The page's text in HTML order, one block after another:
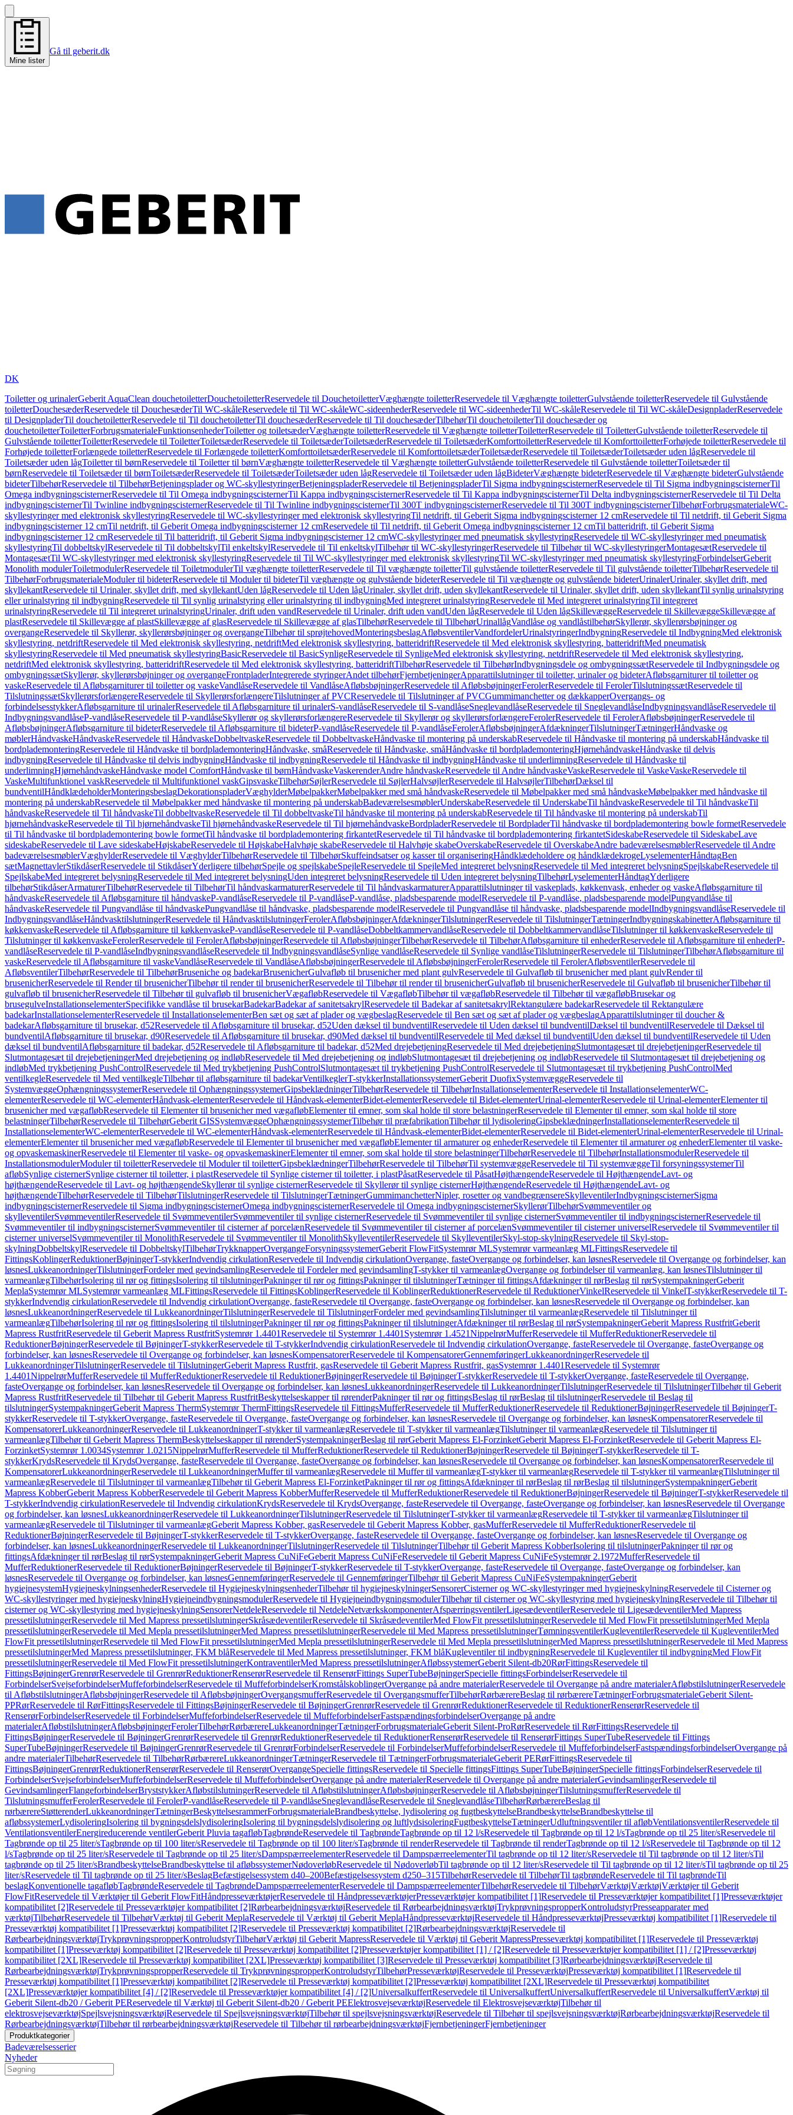
Mine lister
Gå til geberit.dk
DK
Toiletter og urinalerGeberit AquaClean douchetoiletterDouchetoiletterReservedele til DouchetoiletterVæghængte toiletterReservedele til Væghængte toiletterGulvstående toiletterReservedele til Gulvstående
toiletterDouchesæderReservedele til DouchesæderTil WC-skåleReservedele til Til WC-skåleWC-sideenhederReservedele til WC-sideenhederTil WC-skåleReservedele til Til WC-skåleDesignpladerReservedele
til DesignpladerTil douchetoiletterReservedele til Til douchetoiletterTil douchesæderReservedele til Til douchesæderTilbehørTil douchetoiletterTil douchesæder og
douchetoiletterToiletterForbrugsmaterialeFunktionsenhederToiletter og toiletsæderVæghængte toiletterReservedele til Væghængte toiletterToiletterReservedele til ToiletterGulvstående toiletterReservedele til
Gulvstående toiletterToiletterReservedele til ToiletterToiletsæderReservedele til ToiletsæderToiletsæderReservedele til ToiletsæderKomforttoiletterReservedele til KomforttoiletterForhøjede toiletterReservedele til
Forhøjede toiletterForlængede toiletterReservedele til Forlængede toiletterKomforttoiletsæderReservedele til KomforttoiletsæderToiletsæderReservedele til ToiletsæderToiletsæder uden lågReservedele til
Toiletsæder uden lågToiletter til børnReservedele til Toiletter til børnVæghængte toiletterReservedele til Væghængte toiletterGulvstående toiletterReservedele til Gulvstående toiletterToiletsæder til
børnReservedele til Toiletsæder til børnToiletsæderReservedele til ToiletsæderToiletsæder uden lågReservedele til Toiletsæder uden lågBideterVæghængte bideterReservedele til Væghængte bideterGulvstående
bideterTilbehørReservedele til TilbehørBetjeningsplader og WC-skyllestyringerBetjeningspladerReservedele til BetjeningspladerTil Sigma indbygningscisternerReservedele til Til Sigma indbygningscisternerTil
Omega indbygningscisternerReservedele til Til Omega indbygningscisternerTil Kappa indbygningscisternerReservedele til Til Kappa indbygningscisternerTil Delta indbygningscisternerReservedele til Til Delta
indbygningscisternerTil Twinline indbygningscisternerReservedele til Til Twinline indbygningscisternerTil 300T indbygningscisternerReservedele til Til 300T indbygningscisternerTilbehørForbrugsmaterialeWC-
skyllestyringer med elektronisk skyllestyringReservedele til WC-skyllestyringer med elektronisk skyllestyringTil netdrift, til Geberit Sigma indbygningscisterner 12 cmReservedele til Til netdrift, til Geberit Sigma
indbygningscisterner 12 cmTil netdrift, til Geberit Omega indbygningscisterner 12 cmReservedele til Til netdrift, til Geberit Omega indbygningscisterner 12 cmTil batteridrift, til Geberit Sigma
indbygningscisterner 12 cmReservedele til Til batteridrift, til Geberit Sigma indbygningscisterner 12 cmWC-skyllestyringer med pneumatisk skyllestyringReservedele til WC-skyllestyringer med pneumatisk
skyllestyringTil dobbeltskylReservedele til Til dobbeltskylTil enkeltskylReservedele til Til enkeltskylTilbehør til WC-skyllestyringerReservedele til Tilbehør til WC-skyllestyringerMontagesætReservedele til
MontagesætTil WC-skyllestyringer med elektronisk skyllestyringReservedele til Til WC-skyllestyringer med elektronisk skyllestyringTil WC-skyllestyringer med pneumatisk skyllestyringForbindelserGeberit
Monolith modulerToiletmodulerReservedele til ToiletmodulerTil væghængte toiletterReservedele til Til væghængte toiletterTil gulvstående toiletterReservedele til Til gulvstående toiletterTilbehørReservedele til
TilbehørForbrugsmaterialeModuler til bideterReservedele til Moduler til bideterTil væghængte og gulvstående bideterReservedele til Til væghængte og gulvstående bideterUrinalerUrinaler, skyllet drift, med
skyllekantReservedele til Urinaler, skyllet drift, med skyllekantUden lågReservedele til Uden lågUrinaler, skyllet drift, uden skyllekantReservedele til Urinaler, skyllet drift, uden skyllekantTil synlig urinalstyring
eller urinalstyring til indbygningReservedele til Til synlig urinalstyring eller urinalstyring til indbygningMed integreret urinalstyringReservedele til Med integreret urinalstyringTil integreret
urinalstyringReservedele til Til integreret urinalstyringUrinaler, drift uden vandReservedele til Urinaler, drift uden vandUden lågReservedele til Uden lågSkillevæggeReservedele til SkillevæggeSkillevægge af
plastReservedele til Skillevægge af plastSkillevægge af glasReservedele til Skillevægge af glasTilbehørReservedele til TilbehørUrinallågVandlåse og vandlåstilbehørSkyllerør, skyllerørsbøjninger og
overgangeReservedele til Skyllerør, skyllerørsbøjninger og overgangeTilbehør til sprøjtehovedMonteringsbeslagAfløbsventilerVandfordelerUrinalstyringerIndbygningReservedele til IndbygningMed elektronisk
skyllestyring, netdriftReservedele til Med elektronisk skyllestyring, netdriftMed elektronisk skyllestyring, batteridriftReservedele til Med elektronisk skyllestyring, batteridriftMed pneumatisk
skyllestyringReservedele til Med pneumatisk skyllestyringBasicReservedele til BasicSynligeReservedele til SynligeMed elektronisk skyllestyring, netdriftReservedele til Med elektronisk skyllestyring,
netdriftMed elektronisk skyllestyring, batteridriftReservedele til Med elektronisk skyllestyring, batteridriftTilbehørReservedele til TilbehørIndbygningsdele og ombygningssætReservedele til Indbygningsdele og
ombygningssætSkyllerør, skyllerørsbøjninger og overgangeFrontpladerIntegrerede styringerAndet tilbehørFjernbetjeningerApparattilslutninger til toiletter, urinaler og bideterAfløbsgarniturer til toiletter og
vaskeReservedele til Afløbsgarniturer til toiletter og vaskeVandlåseReservedele til VandlåseAfløbsbøjningerReservedele til AfløbsbøjningerFerolerReservedele til FerolerTilslutningssætReservedele til
TilslutningssætSkyllerørsforlængereReservedele til SkyllerørsforlængereTilslutninger af PVCReservedele til Tilslutninger af PVCGummimanchetter og dækkapperOvergangs- og
forbindelsesstykkerAfløbsgarniture til urinalerReservedele til Afløbsgarniture til urinalerS-vandlåseReservedele til S-vandlåseSneglevandlåseReservedele til SneglevandlåseIndbygningsvandlåseReservedele til
IndbygningsvandlåseP-vandlåseReservedele til P-vandlåseSkyllerør og skyllerørsforlængereReservedele til Skyllerør og skyllerørsforlængereFerolerReservedele til FerolerAfløbsbøjningerReservedele til
AfløbsbøjningerAfløbsgarniture til bideterReservedele til Afløbsgarniture til bideterP-vandlåseReservedele til P-vandlåseFerolerAfløbsbøjningerAfdækningerTilslutningerTætningerHåndvaske og
møblerHåndvaskeHåndvaskeReservedele til HåndvaskeDobbeltvaskeReservedele til DobbeltvaskeHåndvaske til montering på underskabReservedele til Håndvaske til montering på underskabHåndvaske til
bordplademonteringReservedele til Håndvaske til bordplademonteringHåndvaske, småReservedele til Håndvaske, småHåndvaske til bordplademonteringHjørnehåndvaskeHåndvaske til delvis
indbygningReservedele til Håndvaske til delvis indbygningHåndvaske til indbygningReservedele til Håndvaske til indbygningHåndvaske til underlimningReservedele til Håndvaske til
underlimningHjørnehåndvaskeHåndvaske model ComfortHåndvaske til børnHåndvaskeVaskerenderAndre håndvaskeReservedele til Andre håndvaskeVaskeReservedele til VaskeVaskeReservedele til
VaskeMultifunktionel vaskReservedele til Multifunktionel vaskGipsvaskeTilbehørSøjlerReservedele til SøjlerHalvsøjlerReservedele til HalvsøjlerTilbehørDæksel til
bundventilHåndklædeholderMonteringsbeslagDekorationspladerVæghylderMøbelpakkerMøbelpakker med små håndvaskeReservedele til Møbelpakker med små håndvaskeMøbelpakker med håndvaske til
montering på underskabReservedele til Møbelpakker med håndvaske til montering på underskabBadeværelsesmøblerUnderskabeReservedele til UnderskabeTil håndvaskeReservedele til Til håndvaskeTil
håndvaskeReservedele til Til håndvaskeTil dobbeltvaskeReservedele til Til dobbeltvaskeTil håndvaske til montering på underskabReservedele til Til håndvaske til montering på underskabTil
hjørnehåndvaskeReservedele til Til hjørnehåndvaskeTil hjørnehåndvaskeReservedele til Til hjørnehåndvaskeBordpladerReservedele til BordpladerTil håndvaske til bordplademontering bowle formetReservedele
til Til håndvaske til bordplademontering bowle formetTil håndvaske til bordplademontering firkantetReservedele til Til håndvaske til bordplademontering firkantetSideskabeReservedele til SideskabeLave
sideskabeReservedele til Lave sideskabeHøjskabeReservedele til HøjskabeHalvhøje skabeReservedele til Halvhøje skabeOverskabeReservedele til OverskabeAndre badeværelsesmøblerReservedele til Andre
badeværelsesmøblerVæghylderReservedele til VæghylderTilbehørReservedele til TilbehørSkuffeindsatser og kasser til organiseringHåndklædeholdere og håndklædekrogeLyselementerHåndtagBen
sætMagnettavlerStikdåserReservedele til StikdåserYderligere tilbehørSpejle og spejlskabeSpejleReservedele til SpejleMed integreret belysningReservedele til Med integreret belysningSpejlskabeReservedele til
SpejlskabeMed integreret belysningReservedele til Med integreret belysningUden integreret belysningReservedele til Uden integreret belysningTilbehørLyselementerHåndtagYderligere
tilbehørStikdåserArmaturerTilbehørReservedele til TilbehørTil håndvaskarmaturerReservedele til Til håndvaskarmaturerApparattilslutninger til vaskeplads, køkkenvask, enheder og vaskeAfløbsgarniture til
håndvaskeReservedele til Afløbsgarniture til håndvaskeP-vandlåseReservedele til P-vandlåseP-vandlåse, pladsbesparende modelReservedele til P-vandlåse, pladsbesparende modelPungvandlåse til
håndvaskeReservedele til Pungvandlåse til håndvaskePungvandlåse til håndvaske, pladsbesparende modelReservedele til Pungvandlåse til håndvaske, pladsbesparende modelIndbygningsvandlåseReservedele til
IndbygningsvandlåseHåndvasktilslutningerReservedele til HåndvasktilslutningerFerolerAfløbsbøjningerAfdækningerTilslutningerReservedele til TilslutningerTætningerIndbygningskabinetterAfløbsgarniture til
køkkenvaskeReservedele til Afløbsgarniture til køkkenvaskeP-vandlåseReservedele til P-vandlåseDobbeltkammervandlåseReservedele til DobbeltkammervandlåseTilslutninger til køkkenvaskeReservedele til
Tilslutninger til køkkenvaskeFerolerReservedele til FerolerAfløbsbøjningerReservedele til AfløbsbøjningerTilbehørReservedele til TilbehørAfløbsgarniture til enhederReservedele til Afløbsgarniture til enhederP-
vandlåseReservedele til P-vandlåseIndbygningsvandlåseReservedele til IndbygningsvandlåseSynlige vandlåseReservedele til Synlige vandlåseTilslutningerReservedele til TilslutningerTilbehørAfløbsgarniture til
vaskeReservedele til Afløbsgarniture til vaskeVandlåseReservedele til VandlåseAfløbsbøjningerReservedele til AfløbsbøjningerFerolerReservedele til FerolerAfløbsventilerReservedele til
AfløbsventilerTilbehørReservedele til TilbehørBruseniche og badekarBrusenicherGulvafløb til brusenicher med plant gulvReservedele til Gulvafløb til brusenicher med plant gulvRender til
brusenicherReservedele til Render til brusenicherTilbehør til render til brusenicherReservedele til Tilbehør til render til brusenicherGulvafløb til brusenicherReservedele til Gulvafløb til brusenicherTilbehør til
gulvafløb til brusenicherReservedele til Tilbehør til gulvafløb til brusenicherVægafløbReservedele til VægafløbTilbehør til vægafløbReservedele til Tilbehør til vægafløbBrusekar og
brusegulveInstallationselementerSpecifikke vandlåse til brusekarBadekarBadekar af sanitetsakrylReservedele til Badekar af sanitetsakrylRektangulære badekarReservedele til Rektangulære
badekarInstallationselementerReservedele til InstallationselementerBen sæt og sæt af plader og vægbeslagReservedele til Ben sæt og sæt af plader og vægbeslagApparattilslutninger til doucher &
badekarAfløbsgarniture til brusekar, d52Reservedele til Afløbsgarniture til brusekar, d52Uden dæksel til bundventilReservedele til Uden dæksel til bundventilDæksel til bundventilReservedele til Dæksel til
bundventilAfløbsgarniture til brusekar, d90Reservedele til Afløbsgarniture til brusekar, d90Med dæksel til bundventilReservedele til Med dæksel til bundventilUden dæksel til bundventilReservedele til Uden
dæksel til bundventilAfløbsgarniture til badekar, d52Reservedele til Afløbsgarniture til badekar, d52Med drejebetjeningReservedele til Med drejebetjeningSlutmontagesæt til drejebetjeningerReservedele til
Slutmontagesæt til drejebetjeningerMed drejebetjening og indløbReservedele til Med drejebetjening og indløbSlutmontagesæt til drejebetjening og indløbReservedele til Slutmontagesæt til drejebetjening og
indløbMed trykbetjening PushControlReservedele til Med trykbetjening PushControlSlutmontagesæt til trykbetjening PushControlReservedele til Slutmontagesæt til trykbetjening PushControlMed
ventilkegleReservedele til Med ventilkegleTilbehør til afløbsgarniture til badekarVentilkeglerT-stykkerInstallationssystemerGeberit DuofixSystemvæggeReservedele til
SystemvæggeOphængningssystemerReservedele til OphængningssystemerGipsbeklædningerTilbehørReservedele til TilbehørInstallationselementerReservedele til InstallationselementerWC-
elementerReservedele til WC-elementerHåndvask-elementerReservedele til Håndvask-elementerBidet-elementerReservedele til Bidet-elementerUrinal-elementerReservedele til Urinal-elementerElementer til
brusenicher med vægafløbReservedele til Elementer til brusenicher med vægafløbElementer til emner, som skal holde til store belastningerReservedele til Elementer til emner, som skal holde til store
belastningerTilbehørReservedele til TilbehørGeberit GISSystemvæggeOphængningssystemerTilbehør til præfabrikationTilbehør til lydisoleringGipsbeklædningerInstallationselementerReservedele til
InstallationselementerWC-elementerReservedele til WC-elementerHåndvask-elementerReservedele til Håndvask-elementerBidet-elementerReservedele til Bidet-elementerUrinal-elementerReservedele til Urinal-
elementerElementer til brusenicher med vægafløbReservedele til Elementer til brusenicher med vægafløbElementer til armaturer og enhederReservedele til Elementer til armaturer og enhederElementer til vaske-
og opvaskemaskinerReservedele til Elementer til vaske- og opvaskemaskinerElementer til emner, som skal holde til store belastningerTilbehørReservedele til TilbehørInstallationsmodulerReservedele til
InstallationsmodulerModuler til toiletterReservedele til Moduler til toiletterGipsbeklædningerTilbehørReservedele til TilbehørTil systemvæggeReservedele til Til systemvæggeTil forsyningssystemerTil
afløbSynlige cisternerSynlige cisterner til toiletter, i plastReservedele til Synlige cisterner til toiletter, i plastPåsatReservedele til PåsatHøjthængendeReservedele til HøjthængendeLavt- og
højthængendeReservedele til Lavt- og højthængendeSkyllerør til synlige cisternerReservedele til Skyllerør til synlige cisternerHøjthængendeReservedele til HøjthængendeLavt- og
højthængendeTilbehørReservedele til TilbehørTilslutningerReservedele til TilslutningerTætningerGummimanchetterNipler, rosetter og vandbegrænsereSkylleventilerIndbygningscisternerSigma
indbygningscisternerReservedele til Sigma indbygningscisternerOmega indbygningscisternerReservedele til Omega indbygningscisternerSkyllerørTilbehørSvømmeventiler og
skylleventilerSvømmeventilerReservedele til SvømmeventilerSvømmeventiler til synlige cisternerReservedele til Svømmeventiler til synlige cisternerSvømmeventiler til indbygningscisternerReservedele til
Svømmeventiler til indbygningscisternerSvømmeventiler til cisterner af porcelænReservedele til Svømmeventiler til cisterner af porcelænSvømmeventiler til cisterner universelReservedele til Svømmeventiler til
cisterner universelSvømmeventiler til MonolithReservedele til Svømmeventiler til MonolithSkylleventilerReservedele til SkylleventilerSkyl-stop-skylningReservedele til Skyl-stop-
skylningDobbeltskylReservedele til DobbeltskylTilbehørTrykknapperOvergangeForsyningssystemerGeberit FlowFitSystemrør MLSystemrør varmeanlæg MLFittingsReservedele til
FittingsKoblingerReduktionerBøjningerT-stykkerIndvendig cirkulationReservedele til Indvendig cirkulationOvergange, fasteOvergange og forbindelser, kan løsnesReservedele til Overgange og forbindelser, kan
løsnesLukkeanordningerTilslutningerFordeler med gevindsamlingReservedele til Fordeler med gevindsamlingT-stykker til varmeanlægOvergange og forbindelser til varmeanlæg, kan løsnesTilslutninger til
varmeanlægTilbehørIsolering til rør og fittingsIsolering til tilslutningerPakninger til rør og fittingsPakninger til tilslutningerTætninger til fittingsAfdækninger til rørBeslag til rørSystempakningerGeberit
MeplaSystemrør MLSystemrør varmeanlæg MLFittingsReservedele til FittingsKoblingerReservedele til KoblingerReduktionerReservedele til ReduktionerVinkelReservedele til VinkelT-stykkerReservedele til T-
stykkerIndvendig cirkulationReservedele til Indvendig cirkulationOvergange, fasteReservedele til Overgange, fasteOvergange og forbindelser, kan løsnesReservedele til Overgange og forbindelser, kan
løsnesLukkeanordningerReservedele til LukkeanordningerTilslutningerReservedele til TilslutningerFordeler med gevindsamlingTilslutninger til varmeanlægReservedele til Tilslutninger til
varmeanlægTilbehørIsolering til rør og fittingsIsolering til tilslutningerPakninger til rør og fittingsPakninger til tilslutningerAfdækninger til rørBeslag til rørSystempakningerGeberit Mapress RustfritGeberit
Mapress RustfritReservedele til Geberit Mapress RustfritSystemrør 1.4401Reservedele til Systemrør 1.4401 Systemrør 1.4521NippelrørMufferReservedele til MufferReduktionerReservedele til
ReduktionerBøjningerReservedele til BøjningerT-stykkerReservedele til T-stykkerIndvendig cirkulationReservedele til Indvendig cirkulationOvergange, fasteReservedele til Overgange, fasteOvergange og
forbindelser, kan løsnesReservedele til Overgange og forbindelser, kan løsnesKompensatorerReservedele til KompensatorerGennemføringerLukkeanordningerReservedele til
LukkeanordningerTilslutningerReservedele til TilslutningerGeberit Mapress Rustfrit, gasReservedele til Geberit Mapress Rustfrit, gasSystemrør 1.4401Reservedele til Systemrør
1.4401NippelrørMufferReservedele til MufferReduktionerReservedele til ReduktionerBøjningerReservedele til BøjningerT-stykkerReservedele til T-stykkerOvergange, fasteReservedele til Overgange,
fasteOvergange og forbindelser, kan løsnesReservedele til Overgange og forbindelser, kan løsnesLukkeanordningerReservedele til LukkeanordningerTilslutningerReservedele til TilslutningerTilbehør til Geberit
Mapress RustfritReservedele til Tilbehør til Geberit Mapress RustfritBeskyttelseskapper til rørenderPakninger til rør og fittingsBeslag til rørBeslag til tilslutningerReservedele til Beslag til
tilslutningerSystempakningerGeberit Mapress ThermSystemrør ThermFittingsReservedele til FittingsMufferReservedele til MufferReduktionerReservedele til ReduktionerBøjningerReservedele til BøjningerT-
stykkerReservedele til T-stykkerOvergange, fasteReservedele til Overgange, fasteOvergange og forbindelser, kan løsnesReservedele til Overgange og forbindelser, kan løsnesKompensatorerReservedele til
KompensatorerLukkeanordningerReservedele til LukkeanordningerT-stykker til varmeanlægReservedele til T-stykker til varmeanlægTilslutninger til varmeanlægReservedele til Tilslutninger til
varmeanlægTilbehør til Geberit Mapress ThermBeskyttelseskapper til rørenderSystempakningerBeslag til rørGeberit Mapress El-ForzinketGeberit Mapress El-ForzinketReservedele til Geberit Mapress El-
ForzinketSystemrør 1.0034Systemrør 1.0215NippelrørMufferReservedele til MufferReduktionerReservedele til ReduktionerBøjningerReservedele til BøjningerT-stykkerReservedele til T-
stykkerKrydsReservedele til KrydsOvergange, fasteReservedele til Overgange, fasteOvergange og forbindelser, kan løsnesReservedele til Overgange og forbindelser, kan løsnesKompensatorerReservedele til
KompensatorerLukkeanordningerReservedele til LukkeanordningerMuffer til varmeanlægReservedele til Muffer til varmeanlægT-stykker til varmeanlægReservedele til T-stykker til varmeanlægTilslutninger til
varmeanlægReservedele til Tilslutninger til varmeanlægTilbehør til Geberit Mapress El-ForzinketPakninger til rør og fittingsAfdækninger til rørBeslag til rørBeslag til tilslutningerSystempakningerGeberit
Mapress KobberGeberit Mapress KobberReservedele til Geberit Mapress KobberMufferReservedele til MufferReduktionerReservedele til ReduktionerBøjningerReservedele til BøjningerT-stykkerReservedele til
T-stykkerIndvendig cirkulationReservedele til Indvendig cirkulationKrydsReservedele til KrydsOvergange, fasteReservedele til Overgange, fasteOvergange og forbindelser, kan løsnesReservedele til Overgange
og forbindelser, kan løsnesLukkeanordningerReservedele til LukkeanordningerTilslutningerReservedele til TilslutningerT-stykker til varmeanlægReservedele til T-stykker til varmeanlægTilslutninger til
varmeanlægReservedele til Tilslutninger til varmeanlægGeberit Mapress Kobber, gasReservedele til Geberit Mapress Kobber, gasMufferReservedele til MufferReduktionerReservedele til
ReduktionerBøjningerReservedele til BøjningerT-stykkerReservedele til T-stykkerOvergange, fasteReservedele til Overgange, fasteOvergange og forbindelser, kan løsnesReservedele til Overgange og
forbindelser, kan løsnesLukkeanordningerReservedele til LukkeanordningerTilslutningerReservedele til TilslutningerTilbehør til Geberit Mapress KobberIsolering til tilslutningerPakninger til rør og
fittingsAfdækninger til rørBeslag til rørSystempakningerGeberit Mapress CuNiFeGeberit Mapress CuNiFeReservedele til Geberit Mapress CuNiFeSystemrør 2.1972MufferReservedele til
MufferReduktionerReservedele til ReduktionerBøjningerReservedele til BøjningerT-stykkerReservedele til T-stykkerOvergange, fasteReservedele til Overgange, fasteOvergange og forbindelser, kan
løsnesReservedele til Overgange og forbindelser, kan løsnesGennemføringerReservedele til GennemføringerTilbehør til Geberit Mapress CuNiFeSystempakningerGeberit
hygiejnesystemHygiejneskylningsenhederReservedele til HygiejneskylningsenhederTilbehør til hygiejneskylningerSensorerCisterner og WC-skyllestyringer med hygiejneskylningReservedele til Cisterner og
WC-skyllestyringer med hygiejneskylningHygiejneindbygningsmodulerReservedele til HygiejneindbygningsmodulerTilbehør til cisterner og WC-skyllestyring med hygiejneskylningReservedele til Tilbehør til
cisterner og WC-skyllestyring med hygiejneskylningSensorerNetdeleReservedele til NetdeleNetværkskomponenterAfspærringsventilerLigesædeventilerReservedele til LigesædeventilerMed Mapress
pressetilslutningerReservedele til Med Mapress pressetilslutningerSkråsædeventilerReservedele til SkråsædeventilerMed FlowFit pressetilslutningerReservedele til Med FlowFit pressetilslutningerMed Mepla
pressetilslutningerReservedele til Med Mepla pressetilslutningerMed Mapress pressetilslutningerReservedele til Med Mapress pressetilslutningerTømningsventilerKugleventilerReservedele til KugleventilerMed
FlowFit pressetilslutningerReservedele til Med FlowFit pressetilslutningerMed Mepla pressetilslutningerReservedele til Med Mepla pressetilslutningerMed Mapress pressetilslutningerReservedele til Med Mapress
pressetilslutningerMed Mapress pressetilslutninger, FKM blåReservedele til Med Mapress pressetilslutninger, FKM blåKugleventiler til indbygningReservedele til Kugleventiler til indbygningMed FlowFit
pressetilslutningerReservedele til Med FlowFit pressetilslutningerKontraventilerMed Mapress pressetilslutningerAfløbssystemerGeberit Silent-db20RørFittingsReservedele til
FittingsBøjningerGrenrørReservedele til GrenrørReduktionerRenserørReservedele til RenserørFittings SuperTubeBøjningerSpecielle fittingsForbindelserReservedele til
ForbindelserSvejseforbindelserMuffeforbindelserReservedele til MuffeforbindelserKromstålskoblingerOvergange på andre materialerReservedele til Overgange på andre materialerAfløbstilslutningerReservedele
til AfløbstilslutningerAfløbsbøjningerReservedele til AfløbsbøjningerOvergangsmufferReservedele til OvergangsmufferTilbehørRørbærereBeslag til rørbærereTætningerForbrugsmaterialeGeberit Silent-
PPRørReservedele til RørFittingsReservedele til FittingsBøjningerReservedele til BøjningerGrenrørReservedele til GrenrørReduktionerReservedele til ReduktionerRenserørReservedele til
RenserørForbindelserReservedele til ForbindelserMuffeforbindelserReservedele til MuffeforbindelserFastspændingsforbindelserOvergange på andre
materialerAfløbstilslutningerAfløbsbøjningerFerolerTilbehørRørbærereLukkeanordningerTætningerForbrugsmaterialeGeberit Silent-ProRørReservedele til RørFittingsReservedele til
FittingsBøjningerReservedele til BøjningerGrenrørReservedele til GrenrørReduktionerReservedele til ReduktionerRenserørReservedele til RenserørFittings SuperTubeReservedele til Fittings
SuperTubeBøjningerReservedele til BøjningerGrenrørReservedele til GrenrørForbindelserReservedele til ForbindelserMuffeforbindelserReservedele til MuffeforbindelserFastspændingsforbindelserOvergange på
andre materialerTilbehørReservedele til TilbehørRørbærereLukkeanordningerTætningerReservedele til TætningerForbrugsmaterialeGeberit PERørFittingsReservedele til
FittingsBøjningerGrenrørReduktionerRenserørReservedele til RenserørOvergangeSpecielle fittingsReservedele til Specielle fittingsFittings SuperTubeBøjningerSpecielle fittingsForbindelserReservedele til
ForbindelserSvejseforbindelserMuffeforbindelserReservedele til MuffeforbindelserOvergange på andre materialerReservedele til Overgange på andre materialerGevindsamlingerReservedele til
GevindsamlingerFlangeforbindelserBryststykkerAfløbstilslutningerReservedele til AfløbstilslutningerAfløbsbøjningerReservedele til AfløbsbøjningerTilslutningsmufferReservedele til
TilslutningsmufferFerolerReservedele til FerolerP-vandlåseReservedele til P-vandlåseSneglevandlåseReservedele til SneglevandlåseTilbehørRørbærereBeslag til
rørbærereStøtterenderLukkeanordningerTætningerBeskyttelsesrammerForbrugsmaterialeBrandbeskyttelse, lydisolering og fugtbeskyttelseBrandbeskyttelseBrandbeskyttelse til
afløbssystemerLydisoleringIsolering til bygningsdelslydisoleringIsolering til bygningsdelslydisolering og luftlydsisoleringFugtbeskyttelseTætningerUdluftningsventiler til afløbVentilationsventilerReservedele til
VentilationsventilerEnergireducerende ventilerGeberit Pluvia tagafløbTagbrøndeReservedele til TagbrøndeTagbrønde op til 12 l/sReservedele til Tagbrønde op til 12 l/sTagbrønde op til 25 liter/sReservedele til
Tagbrønde op til 25 liter/sTagbrønde op til 100 liter/sReservedele til Tagbrønde op til 100 liter/sTagbrønde til renderReservedele til Tagbrønde til renderTagbrønde op til 12 l/sReservedele til Tagbrønde op til 12
l/sTagbrønde op til 25 liter/sReservedele til Tagbrønde op til 25 liter/sDampspærreelementerReservedele til DampspærreelementerTil tagbrønde op til 12 liter/sReservedele til Til tagbrønde op til 12 liter/sTil
tagbrønde op til 25 liter/sBrandbeskyttelseBrandbeskyttelse til afløbssystemerNødoverløbReservedele til NødoverløbTil tagbrønde op til 12 liter/sReservedele til Til tagbrønde op til 12 liter/sTil tagbrønde op til 25
liter/sReservedele til Til tagbrønde op til 25 liter/sBeslagBefæstigelsessystem d40–200Befæstigelsessystem d250–315TilbehørReservedele til TilbehørTil tagbrøndeReservedele til Til tagbrøndeTil
beslagKonventionelle tagafløbTagbrøndeReservedele til TagbrøndeDampspærreelementerReservedele til DampspærreelementerTilbehørReservedele til TilbehørVærktøjVærktøjVærktøjer til Geberit
FlowFitReservedele til Værktøjer til Geberit FlowFitHåndpresseværktøjerReservedele til HåndpresseværktøjerPresseværktøjer kompatibilitet [1]Reservedele til Presseværktøjer kompatibilitet [1]Presseværktøjer
kompatibilitet [2]Reservedele til Presseværktøjer kompatibilitet [2]RørbearbejdningsværktøjReservedele til RørbearbejdningsværktøjTrykprøvningspropperKontroludstyrPresseapparater med
værktøjTilbehørReservedele til TilbehørVærktøj til Geberit MeplaReservedele til Værktøj til Geberit MeplaHåndpresseværktøjReservedele til HåndpresseværktøjPresseværktøj kompatibilitet [1]Reservedele til
Presseværktøj kompatibilitet [1]Presseværktøj kompatibilitet [2]Reservedele til Presseværktøj kompatibilitet [2]RørbearbejdningsværktøjReservedele til
RørbearbejdningsværktøjTrykprøvningspropperKontroludstyrTilbehørVærktøj til Geberit MapressReservedele til Værktøj til Geberit MapressPresseværktøj kompatibilitet [1]Reservedele til Presseværktøj
kompatibilitet [1]Presseværktøj kompatibilitet [2]Reservedele til Presseværktøj kompatibilitet [2]Presseværktøjer kompatibilitet [1] / [2]Reservedele til Presseværktøjer kompatibilitet [1] / [2]Presseværktøj
kompatibilitet [2XL]Reservedele til Presseværktøj kompatibilitet [2XL]Presseværktøj kompatibilitet [3]Reservedele til Presseværktøj kompatibilitet [3]RørbearbejdningsværktøjReservedele til
RørbearbejdningsværktøjTrykprøvningspropperReservedele til TrykprøvningspropperKontroludstyrTilbehørPresseværktøjReservedele til PresseværktøjPresseværktøj kompatibilitet [1]Reservedele til
Presseværktøj kompatibilitet [1]Presseværktøj kompatibilitet [2]Reservedele til Presseværktøj kompatibilitet [2]Presseværktøj kompatibilitet [2XL]Reservedele til Presseværktøj kompatibilitet
[2XL]Presseværktøjer kompatibilitet [4] / [2]Reservedele til Presseværktøjer kompatibilitet [4] / [2]UniversalkuffertReservedele til UniversalkuffertUniversalkuffertReservedele til UniversalkuffertVærktøj til
Geberit Silent-db20 / Geberit PEReservedele til Værktøj til Geberit Silent-db20 / Geberit PEElektrosvejseværktøjReservedele til ElektrosvejseværktøjTilbehør til
elektrosvejseværktøjSpejlsvejsningsværktøjReservedele til SpejlsvejsningsværktøjTilbehør til spejlsvejsningsværktøjReservedele til Tilbehør til spejlsvejsningsværktøjRørbearbejdningsværktøjReservedele til
RørbearbejdningsværktøjTilbehør til rørbearbejdningsværktøjReservedele til Tilbehør til rørbearbejdningsværktøjFjernbetjeningerFjernbetjeninger
Produktkategorier
Badeværelsesserier
Nyheder